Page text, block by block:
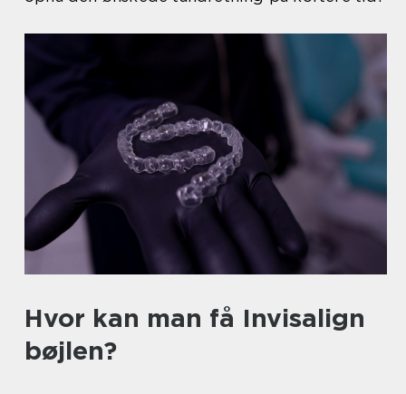
Hvor kan man få Invisalign
bøjlen?